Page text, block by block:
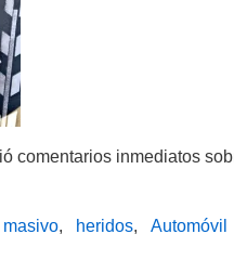
comentarios inmediatos
heridos Automóvil